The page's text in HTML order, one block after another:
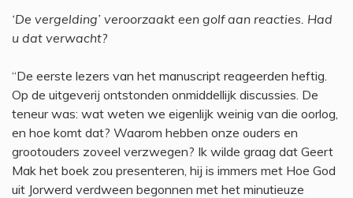
‘De vergelding’ veroorzaakt een golf aan reacties. Had
u dat verwacht?
“De eerste lezers van het manuscript reageerden heftig.
Op de uitgeverij ontstonden onmiddellijk discussies. De
teneur was: wat weten we eigenlijk weinig van die oorlog,
en hoe komt dat? Waarom hebben onze ouders en
grootouders zoveel verzwegen? Ik wilde graag dat Geert
Mak het boek zou presenteren, hij is immers met Hoe God
uit Jorwerd verdween begonnen met het minutieuze